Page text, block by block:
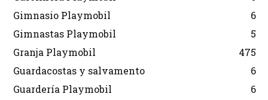
Gimnasio Playmobil
6
Gimnastas Playmobil
5
Granja Playmobil
475
Guardacostas y salvamento
6
Guardería Playmobil
6